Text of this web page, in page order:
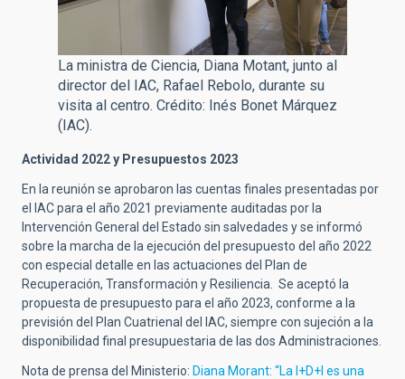
La ministra de Ciencia, Diana Motant, junto al
director del IAC, Rafael Rebolo, durante su
visita al centro. Crédito: Inés Bonet Márquez
(IAC).
Actividad 2022 y Presupuestos 2023
En la reunión se aprobaron las cuentas finales presentadas por
el IAC para el año 2021 previamente auditadas por la
Intervención General del Estado sin salvedades y se informó
sobre la marcha de la ejecución del presupuesto del año 2022
con especial detalle en las actuaciones del Plan de
Recuperación, Transformación y Resiliencia. Se aceptó la
propuesta de presupuesto para el año 2023, conforme a la
previsión del Plan Cuatrienal del IAC, siempre con sujeción a la
disponibilidad final presupuestaria de las dos Administraciones.
Nota de prensa del Ministerio: Diana Morant: “La I+D+I es una